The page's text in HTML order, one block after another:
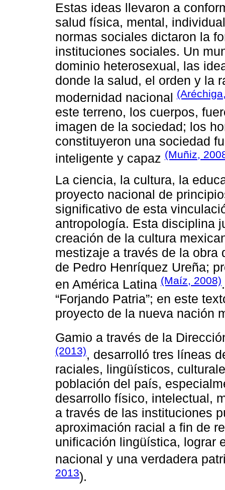
Estas ideas llevaron a
salud física, mental,
normas sociales dictaron la
instituciones sociales. Un
dominio heterosexual, las
donde la salud, el orden y la
modernidad nacional
este terreno, los cuerpos,
imagen de la sociedad; los
constituyeron una sociedad
inteligente y capaz (Muñiz,
La ciencia, la cultura, la
proyecto nacional de
significativo de esta
antropología. Esta disciplina
creación de la cultura
mestizaje a través de la obra
de Pedro Henríquez Ureña;
en América Latina (Maíz, 2008)
“Forjando Patria”; en este
proyecto de la nueva nación
Gamio a través de la
(2013), desarrolló tres líneas
raciales, lingüísticos,
población del país,
desarrollo físico, intelectual,
a través de las instituciones
aproximación racial a fin de
unificación lingüística, lograr
nacional y una verdadera
2013).